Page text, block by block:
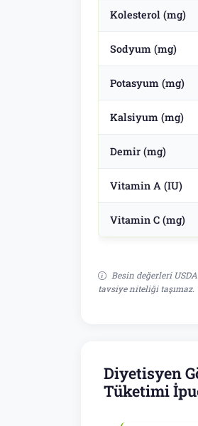
Kolesterol (mg)
Sodyum (mg)
Potasyum (mg)
Kalsiyum (mg)
Demir (mg)
Vitamin A (IU)
Vitamin C (mg)
Besin değerleri
tavsiye niteliği taşımaz.
Diyetisyen
Tüketimi